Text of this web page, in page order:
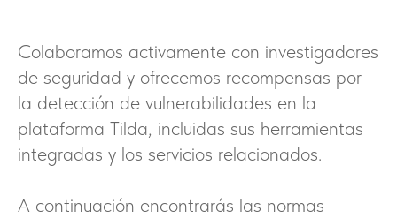
Colaboramos activamente con investigadores
de seguridad y ofrecemos recompensas por
la detección de vulnerabilidades en la
plataforma Tilda, incluidas sus herramientas
integradas y los servicios relacionados.
A continuación encontrarás las normas